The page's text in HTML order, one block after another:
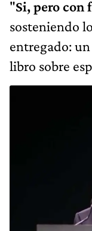
"Si, pero con
sosteniendo
entregado:
libro sobre